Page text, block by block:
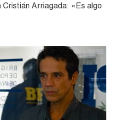
Cristián Arriagada: «Es algo